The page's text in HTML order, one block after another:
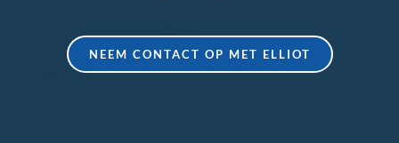
NEEM CONTACT OP MET ELLIOT